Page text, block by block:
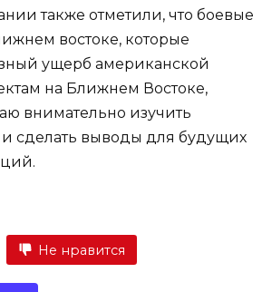
также отметили, что боевые
востоке, которые
ущерб американской
на Ближнем Востоке,
внимательно изучить
сделать выводы для будущих
Не нравится